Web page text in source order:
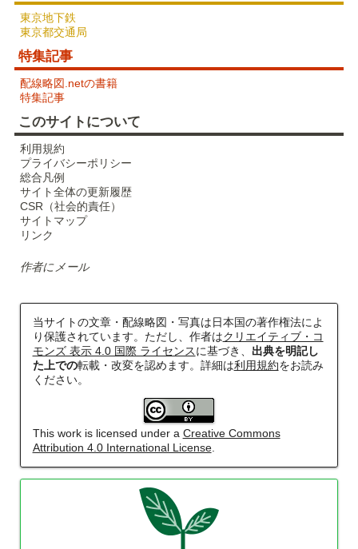
楽天市場 書泉
京葉臨海鉄道配線略図
楽天市場 書泉 とらのあな
東京地下鉄
東京都交通局
特集記事
配線略図.netの書籍
特集記事
このサイトについて
利用規約
プライバシーポリシー
総合凡例
サイト全体の更新履歴
CSR（社会的責任）
サイトマップ
リンク
作者にメール
当サイトの文章・配線略図・写真は日本国の著作権法によ
り保護されています。ただし、作者はクリエイティブ・コ
モンズ 表示 4.0 国際 ライセンスに基づき、 出典を明記し
た上での転載・改変を認めます。詳細は利用規約をお読み
ください。
This work is licensed under a Creative Commons
Attribution 4.0 International License.